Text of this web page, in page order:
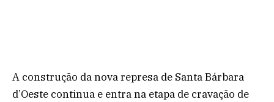
A construção da nova represa de Santa Bárbara
d’Oeste continua e entra na etapa de cravação de